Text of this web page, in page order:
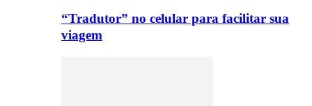
“Tradutor” no celular para facilitar sua
viagem